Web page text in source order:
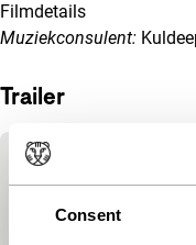
Consent
Filmdetails
Muziekconsulent:
Trailer
Ingesloten
Deze inhoud is
van de